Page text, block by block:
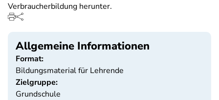
Verbraucherbildung herunter.
Allgemeine Informationen
Format:
Bildungsmaterial für Lehrende
Zielgruppe:
Grundschule